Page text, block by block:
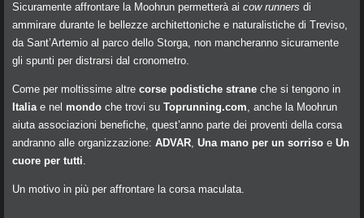
Sicuramente affrontare la Moohrun permetterà ai cow runners di
ammirare durante le bellezze architettoniche e naturalistiche di Treviso,
da Sant’Artemio al parco dello Storga, non mancheranno sicuramente
gli spunti per distrarsi dal cronometro.
Come per moltissime altre corse podistiche strane che si tengono in
Italiae nel mondo che trovi su Toprunning.com, anche la Moohrun
aiuta associazioni benefiche, quest’anno parte dei proventi della corsa
andranno alle organizzazione: ADVAR, Una mano per un sorriso e Un
cuore per tutti.
Un motivo in più per affrontare la corsa maculata.